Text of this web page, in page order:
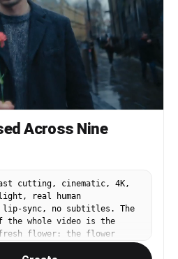
이 계단 가득 질 무렵 돌아오겠
의구심과 근심이 스치고 입술이
금는다(미간은 찌푸리지 않는다).
금은..." (말끝을 멈춘다) 6-8
고 고요한 상실감, 눈빛이 잦아든
). [거의 무성·입모양만] "됐어."
눈을 감고, 입꼬리에 지극히
·기식 섞인 웃음] "내가 너무 오
초: 고개를 들어 따뜻한 빛을 맞
아, 정말로." 12-15초: 정면/화
드럽고 촉촉하며 입술이 무언가
, 결국 고요한 응시로 돌아와 다
들며] "...부디 너만은, 평안하기
드럽고 청아하면서 서늘하고, 기
끝음이 살짝 가라앉는다. 절제된
, 시종 얼굴 입모양에 밀착. 카메
린 푸시인으로 얼굴과 눈빛을 향
은 기둥과 흩날리는 잎은 흐릿하
Across Nine
cutting, cinematic, 4K,
real human
lip-sync, no subtitles. The
the whole video is the
flower: the flower
country to the next,